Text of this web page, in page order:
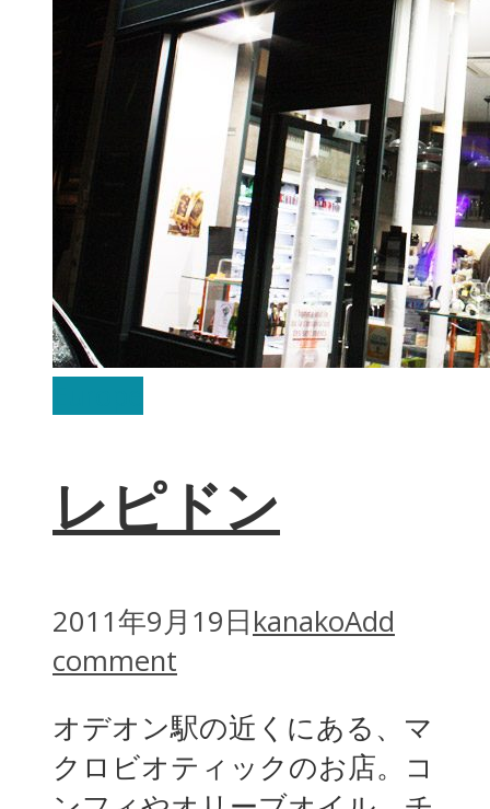
レピドン
2011年9月19日kanakoAdd
comment
オデオン駅の近くにある、マ
クロビオティックのお店。コ